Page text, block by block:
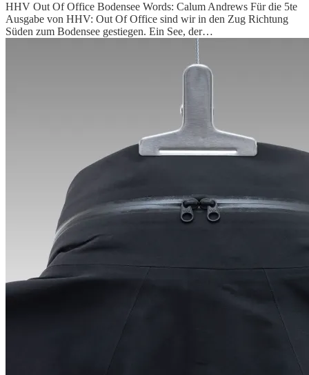
HHV Out Of Office Bodensee Words: Calum Andrews Für die 5te
Ausgabe von HHV: Out Of Office sind wir in den Zug Richtung
Süden zum Bodensee gestiegen. Ein See, der…